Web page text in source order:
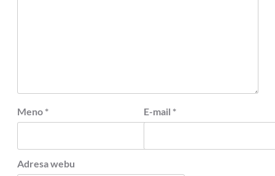
Meno * E-mail *
Adresa webu